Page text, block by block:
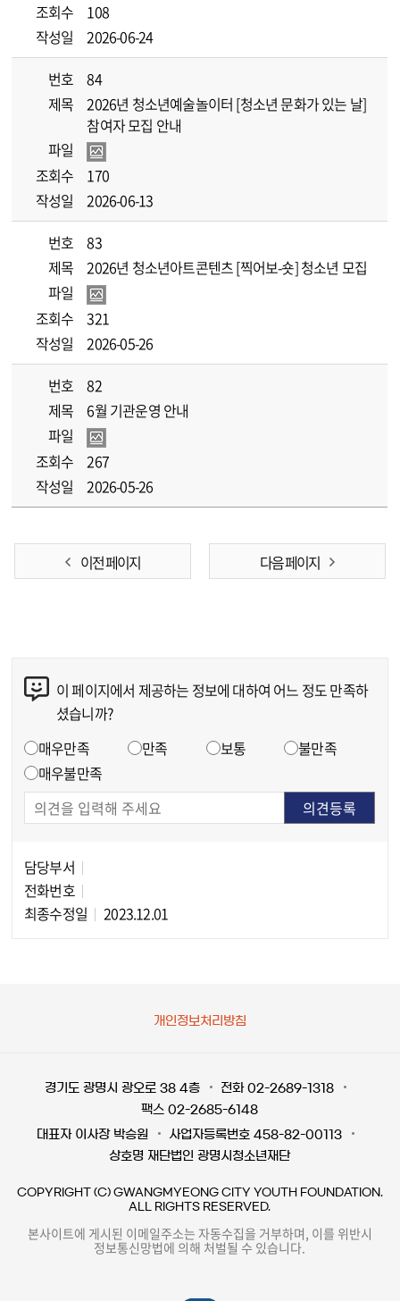
조회수
108
작성일
2026-06-24
번호
84
제목
2026년 청소년예술놀이터 [청소년 문화가 있는 날]
참여자 모집 안내
파일
조회수
170
작성일
2026-06-13
번호
83
제목
2026년 청소년아트콘텐츠 [찍어보-숏] 청소년 모집
파일
조회수
321
작성일
2026-05-26
번호
82
제목
6월 기관운영 안내
파일
조회수
267
작성일
2026-05-26
이전 페이지 다음 페이지
이 페이지에서 제공하는 정보에 대하여 어느 정도 만족하
셨습니까?
매우만족 만족 보통
불만족
매우불만족
담당부서
전화번호
최종수정일
2023.12.01
개인정보처리방침
경기도 광명시 광오로 38 4층
전화 02-2689-1318
팩스 02-2685-6148
대표자 이사장 박승원
사업자등록번호 458-82-00113
상호명 재단법인 광명시청소년재단
COPYRIGHT (C) GWANGMYEONG CITY YOUTH FOUNDATION.
ALL RIGHTS RESERVED.
본사이트에 게시된 이메일주소는 자동수집을 거부하며, 이를 위반시
정보통신망법에 의해 처벌될 수 있습니다.